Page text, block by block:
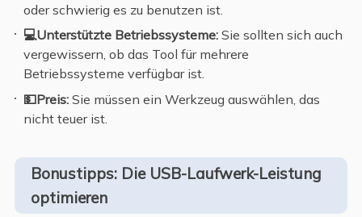
oder schwierig es zu benutzen ist.
💻Unterstützte Betriebssysteme: Sie sollten sich auch
vergewissern, ob das Tool für mehrere
Betriebssysteme verfügbar ist.
💵Preis:Sie müssen ein Werkzeug auswählen, das
nicht teuer ist.
Bonustipps: Die USB-Laufwerk-Leistung
optimieren